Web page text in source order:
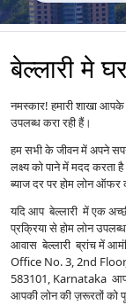
बेल्लारी मे
नमस्कार! हमारी शाखा आपके
उपलब्ध करा रही हैं।
हम सभी के जीवन में अपने
लक्ष्य को पाने में मदद करता
ब्याज दर पर होम लोन ऑफर
यदि आप बेल्लारी में एक
प्रक्रिया से होम लोन
आवास बेल्लारी ब्रांच में
Office No. 3, 2nd
583101, Karnataka आप
आपकी लोन की ज़रूरतों को